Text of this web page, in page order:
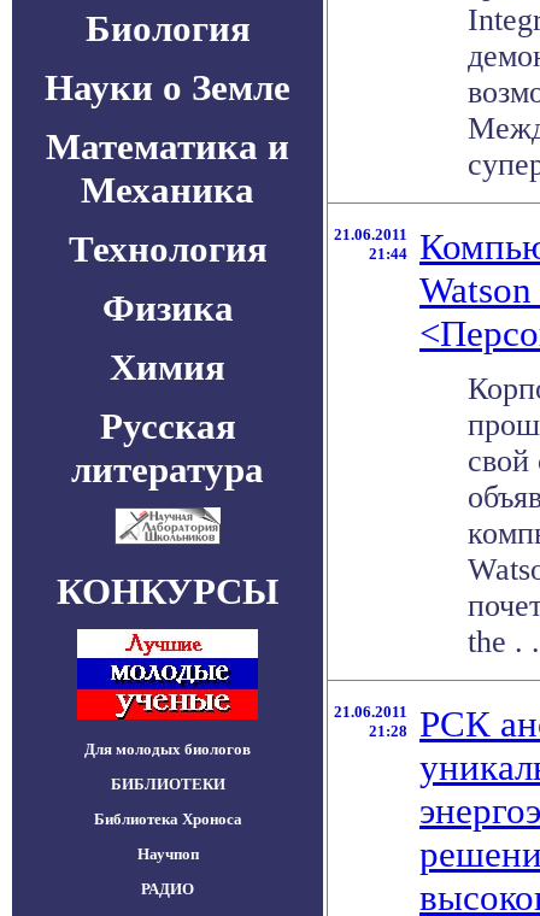
Биология
Науки о Земле
Математика и
Механика
Технология
Физика
Химия
Русская
литература
КОНКУРСЫ
Для молодых биологов
БИБЛИОТЕКИ
Библиотека Хроноса
Научпоп
РАДИО
21.06.2011
21:44
свой
the .
21.06.2011
21:28
РСК